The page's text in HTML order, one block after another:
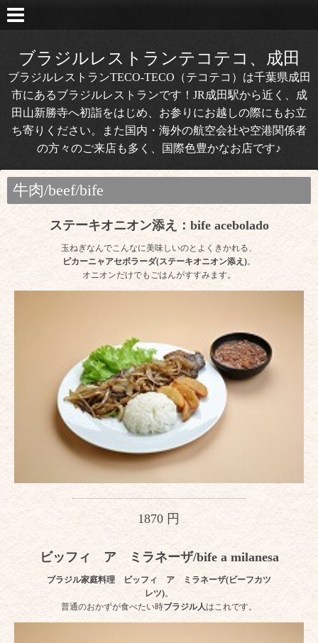
ブラジルレストランテコテコ、成田
ブラジルレストランTECO-TECO（テコテコ）は千葉県成田
市にあるブラジルレストランです！JR成田駅から近く、成
田山新勝寺へ初詣をはじめ、お参りにお越しの際にもお立
ち寄りください。また国内・海外の航空会社や空港関係者
の方々のご来店も多く、国際色豊かなお店です♪
牛肉/beef/bife
ステーキオニオン添え：bife acebolado
玉ねぎなんでこんなに美味しいのとよくきかれる、
ピカーニャアセボラーダ(ステーキオニオン添え)。
オニオンだけでもごはんがすすみます。
1870 円
ビッフィ ア ミラネーザ/bife a milanesa
ブラジル家庭料理
ビッフィ ア ミラネーザ(ビーフカツ
レツ)。
普通のおかずが食べたい時ブラジル人はこれです。